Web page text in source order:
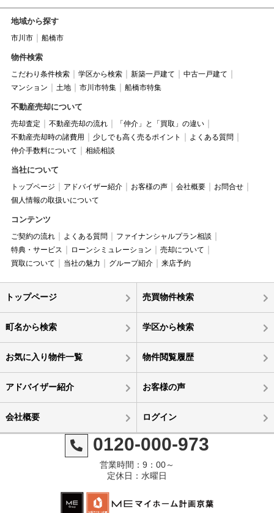
地域から探す
市川市 船橋市
物件検索
こだわり条件検索 学区から検索 新築一戸建て
中古一戸建て
マンション
土地 市川市特集 船橋市特集
不動産売却について
売却査定 不動産売却の流れ
「仲介」と「買取」の違い
不動産売却時の諸費用
少しでも高く売るポイント
よくある質問
仲介手数料について
相続相談
当社について
トップページ アドバイザー紹介 お客様の声 会社概要
お問合せ
個人情報の取扱いについて
コンテンツ
ご契約の流れ よくある質問
ファイナンシャルプラン相談
特典・サービス
ローンシミュレーション
売却について
買取について
当社の魅力 グループ紹介 来店予約
トップページ 売買物件検索
町名から検索 学区から検索
お気に入り物件一覧 物件閲覧履歴
アドバイザー紹介 お客様の声
会社概要 ログイン
0120-000-973
営業時間：9：00～
定休日：水曜日